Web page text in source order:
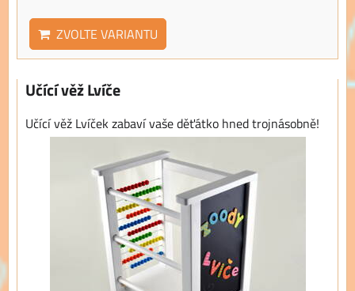
ZVOLTE VARIANTU
Učící věž Lvíče
Učící věž Lvíček zabaví vaše děťátko hned trojnásobně!